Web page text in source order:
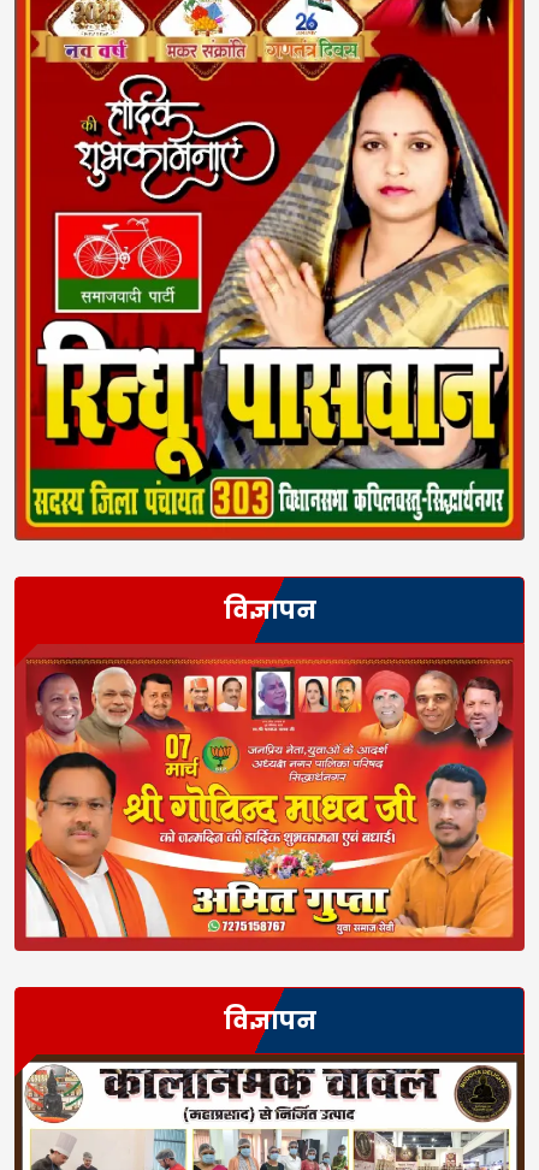
विज्ञापन
विज्ञापन